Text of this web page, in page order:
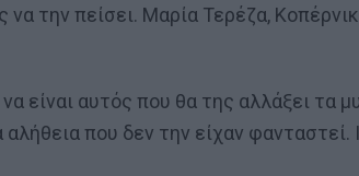
να την πείσει. Μαρία Τερέζα,
είναι αυτός που θα της αλλάξει τα
αλήθεια που δεν την είχαν φανταστεί.